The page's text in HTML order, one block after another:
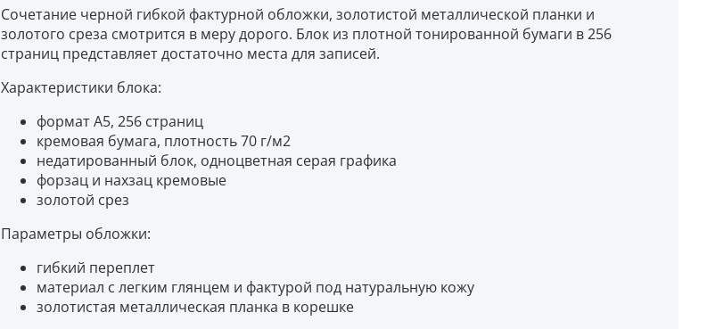
Сочетание черной гибкой фактурной обложки, золотистой металлической планки и
золотого среза смотрится в меру дорого. Блок из плотной тонированной бумаги в 256
страниц представляет достаточно места для записей.
Характеристики блока:
формат А5, 256 страниц
кремовая бумага, плотность 70 г/м2
недатированный блок, одноцветная серая графика
форзац и нахзац кремовые
золотой срез
Параметры обложки:
гибкий переплет
материал с легким глянцем и фактурой под натуральную кожу
золотистая металлическая планка в корешке